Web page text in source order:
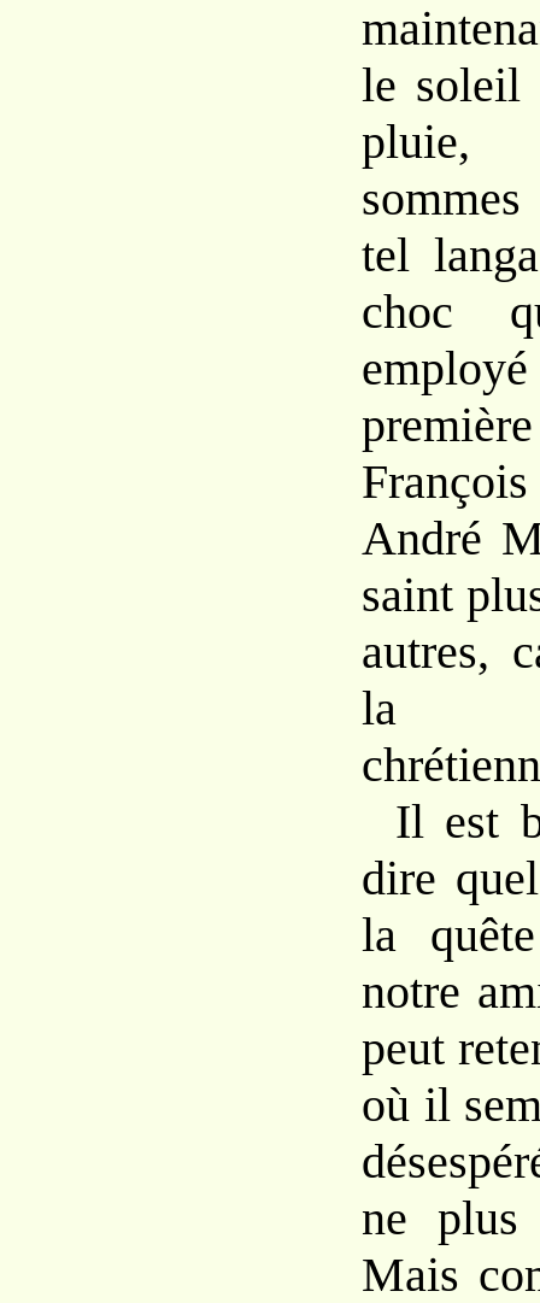
le soleil
pluie,
tel
choc
André
saint
autres,
la
Il est
dire
la
notre
peut
où il
ne plus
Mais